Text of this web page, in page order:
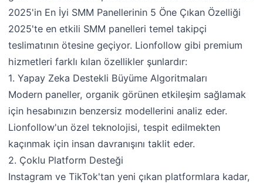
2025'in En İyi SMM Panellerinin 5 Öne Çıkan Özelliği
2025'te en etkili SMM panelleri temel takipçi
teslimatının ötesine geçiyor. Lionfollow gibi premium
hizmetleri farklı kılan özellikler şunlardır:
1. Yapay Zeka Destekli Büyüme Algoritmaları
Modern paneller, organik görünen etkileşim sağlamak
için hesabınızın benzersiz modellerini analiz eder.
Lionfollow'un özel teknolojisi, tespit edilmekten
kaçınmak için insan davranışını taklit eder.
2. Çoklu Platform Desteği
Instagram ve TikTok'tan yeni çıkan platformlara kadar,